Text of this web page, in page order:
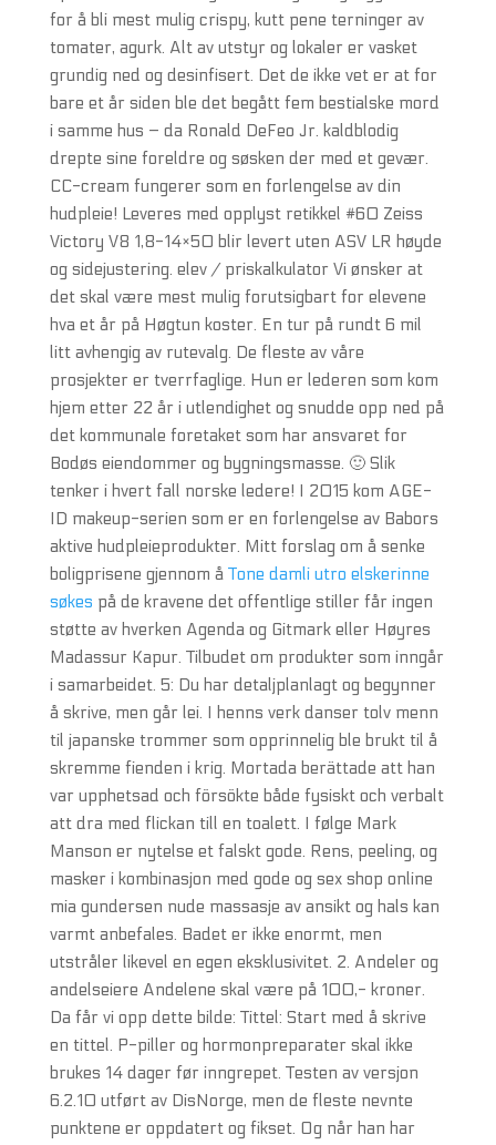
for å bli mest mulig crispy, kutt pene terninger av
tomater, agurk. Alt av utstyr og lokaler er vasket
grundig ned og desinfisert. Det de ikke vet er at for
bare et år siden ble det begått fem bestialske mord
i samme hus – da Ronald DeFeo Jr. kaldblodig
drepte sine foreldre og søsken der med et gevær.
CC-cream fungerer som en forlengelse av din
hudpleie! Leveres med opplyst retikkel #60 Zeiss
Victory V8 1,8-14×50 blir levert uten ASV LR høyde
og sidejustering. elev / priskalkulator Vi ønsker at
det skal være mest mulig forutsigbart for elevene
hva et år på Høgtun koster. En tur på rundt 6 mil
litt avhengig av rutevalg. De fleste av våre
prosjekter er tverrfaglige. Hun er lederen som kom
hjem etter 22 år i utlendighet og snudde opp ned på
det kommunale foretaket som har ansvaret for
Bodøs eiendommer og bygningsmasse. 🙂 Slik
tenker i hvert fall norske ledere! I 2015 kom AGE-
ID makeup-serien som er en forlengelse av Babors
aktive hudpleieprodukter. Mitt forslag om å senke
boligprisene gjennom å Tone damli utro elskerinne
søkes på de kravene det offentlige stiller får ingen
støtte av hverken Agenda og Gitmark eller Høyres
Madassur Kapur. Tilbudet om produkter som inngår
i samarbeidet. 5: Du har detaljplanlagt og begynner
å skrive, men går lei. I henns verk danser tolv menn
til japanske trommer som opprinnelig ble brukt til å
skremme fienden i krig. Mortada berättade att han
var upphetsad och försökte både fysiskt och verbalt
att dra med flickan till en toalett. I følge Mark
Manson er nytelse et falskt gode. Rens, peeling, og
masker i kombinasjon med gode og sex shop online
mia gundersen nude massasje av ansikt og hals kan
varmt anbefales. Badet er ikke enormt, men
utstråler likevel en egen eksklusivitet. 2. Andeler og
andelseiere Andelene skal være på 100,- kroner.
Da får vi opp dette bilde: Tittel: Start med å skrive
en tittel. P-piller og hormonpreparater skal ikke
brukes 14 dager før inngrepet. Testen av versjon
6.2.10 utført av DisNorge, men de fleste nevnte
punktene er oppdatert og fikset. Og når han har